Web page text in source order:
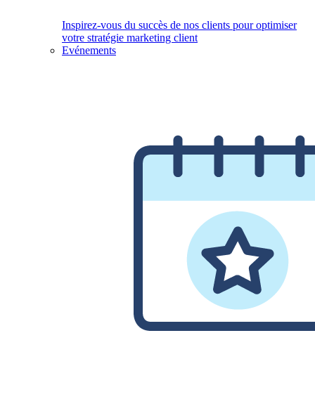
Inspirez-vous du succès de nos clients pour optimiser
votre stratégie marketing client
Evénements